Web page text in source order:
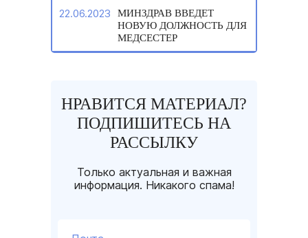
22.06.2023
МИНЗДРАВ ВВЕДЕТ
НОВУЮ ДОЛЖНОСТЬ ДЛЯ
МЕДСЕСТЕР
НРАВИТСЯ МАТЕРИАЛ?
ПОДПИШИТЕСЬ НА
РАССЫЛКУ
Только актуальная и важная
информация. Никакого спама!